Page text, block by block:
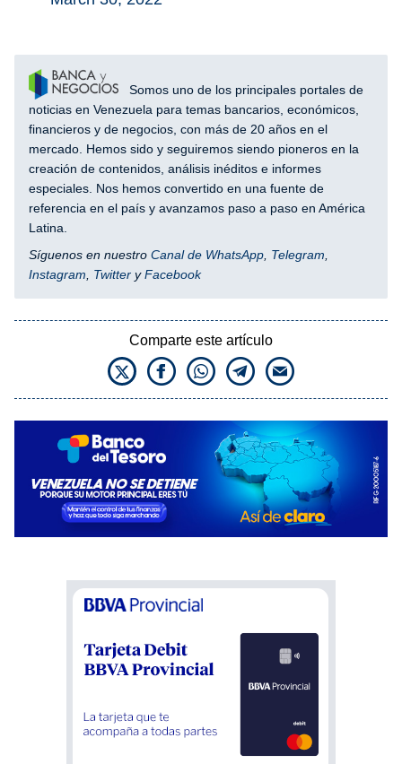
Somos uno de los principales portales de
noticias en Venezuela para temas bancarios, económicos,
financieros y de negocios, con más de 20 años en el
mercado. Hemos sido y seguiremos siendo pioneros en la
creación de contenidos, análisis inéditos e informes
especiales. Nos hemos convertido en una fuente de
referencia en el país y avanzamos paso a paso en América
Latina.
Síguenos en nuestro Canal de WhatsApp Telegram
Instagram
Twitter yFacebook
Comparte este artículo